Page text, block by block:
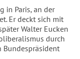
in Paris, an der
Er deckt sich mit
Walter Eucken
durch
Bundespräsident